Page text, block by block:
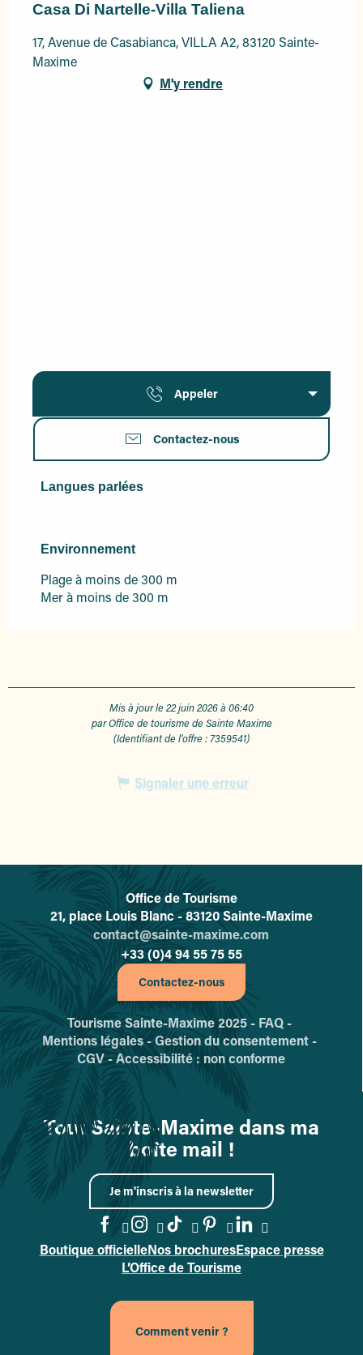
Casa Di Nartelle-Villa Taliena
17, Avenue de Casabianca, VILLA A2, 83120 Sainte-
Maxime
M'y rendre
Appeler
Contactez-nous
Langues parlées
Langues parlées
Environnement
Environnement
Plage à moins de 300 m
Mer à moins de 300 m
Mis à jour le 22 juin 2026 à 06:40
par Office de tourisme de Sainte Maxime
(Identifiant de l'offre : 7359541)
Signaler une erreur
L'office de tourisme de Sainte-
Office de Tourisme
21, place Louis Blanc - 83120 Sainte-Maxime
contact@sainte-maxime.com
+33 (0)4 94 55 75 55
Contactez-nous
Tourisme Sainte-Maxime 2025 - FAQ -
Mentions légales -Gestion du consentement -
CGV -Accessibilité : non conforme
Tout Sainte-Maxime dans ma
boîte mail !
Je m'inscris à la newsletter
Accéder à la page Facebook
Accéder à la page
Accéder à la page
Accéder à la
Accéder à la
Boutique officielleNos brochuresEspace presse
L’Office de Tourisme
Comment venir ?